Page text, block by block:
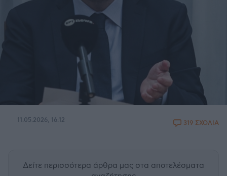
11.05.2026, 16:12 319 ΣΧΟΛΙΑ
Δείτε περισσότερα άρθρα μας στα αποτελέσματα